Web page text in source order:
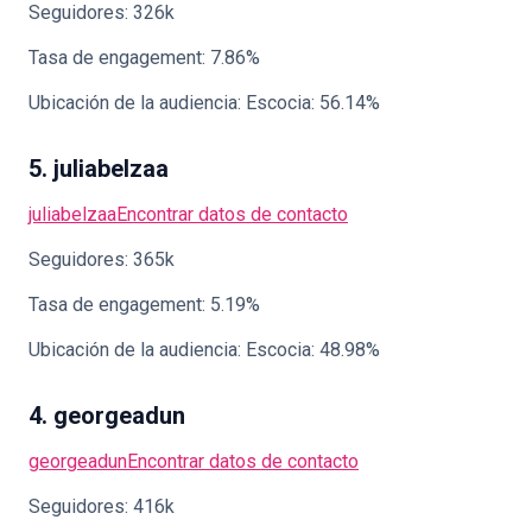
Seguidores: 326k
Tasa de engagement: 7.86%
Ubicación de la audiencia: Escocia: 56.14%
5. juliabelzaa
juliabelzaaEncontrar datos de contacto
Seguidores: 365k
Tasa de engagement: 5.19%
Ubicación de la audiencia: Escocia: 48.98%
4. georgeadun
georgeadunEncontrar datos de contacto
Seguidores: 416k